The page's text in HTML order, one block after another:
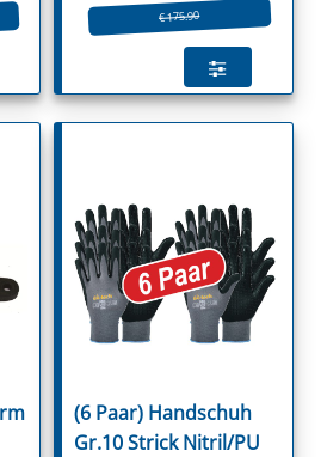
€ 175.90
(6 Paar) Handschuh
Gr.10 Strick Nitril/PU